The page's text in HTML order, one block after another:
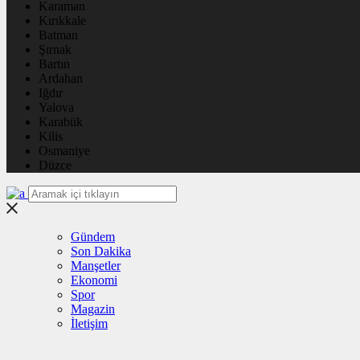
Karaman
Kırıkkale
Batman
Şırnak
Bartın
Ardahan
Iğdır
Yalova
Karabük
Kilis
Osmaniye
Düzce
Gündem
Son Dakika
Manşetler
Ekonomi
Spor
Magazin
İletişim